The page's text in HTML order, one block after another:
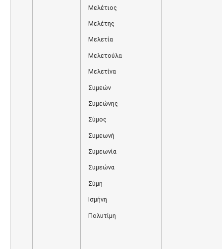
Μελέτιος
Μελέτης
Μελετία
Μελετούλα
Μελετίνα
Συμεών
Συμεώνης
Σύμος
Συμεωνή
Συμεωνία
Συμεώνα
Σύμη
Ισμήνη
Πολυτίμη